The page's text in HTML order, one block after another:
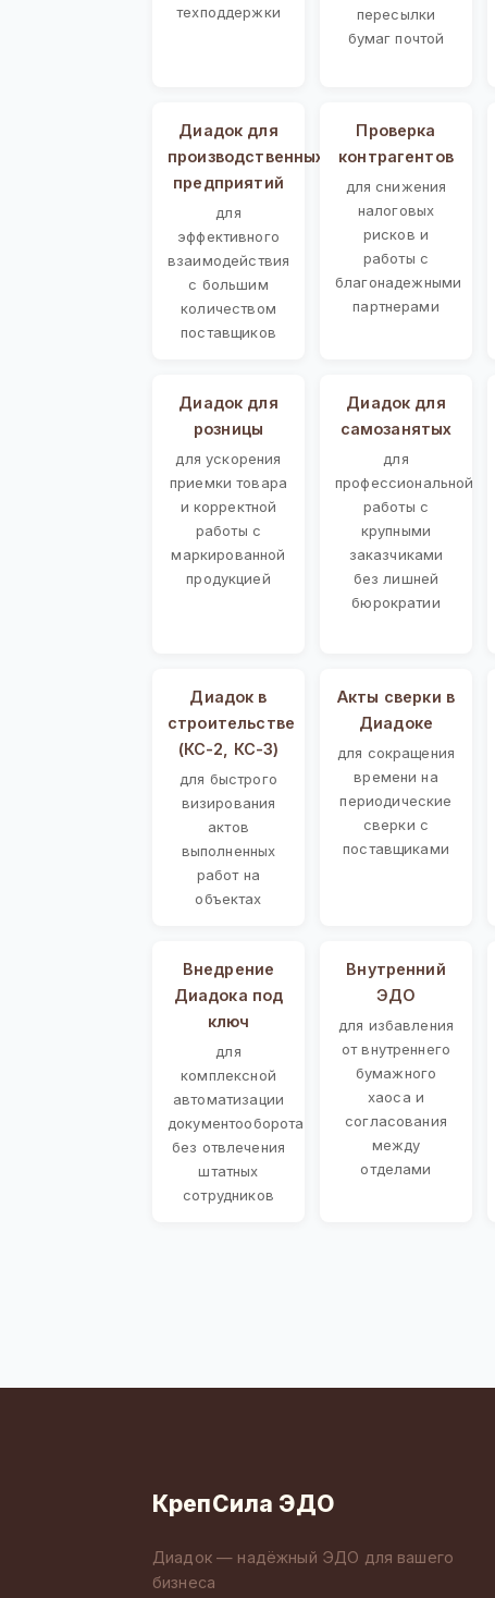
техподдержки
пересылки
бумаг почтой
Диадок для
производственных
предприятий
для
эффективного
взаимодействия
с большим
количеством
поставщиков
Проверка
контрагентов
для снижения
налоговых
рисков и
работы с
благонадежными
партнерами
Диадок для
розницы
для ускорения
приемки товара
и корректной
работы с
маркированной
продукцией
Диадок для
самозанятых
для
профессиональной
работы с
крупными
заказчиками
без лишней
бюрократии
Диадок в
строительстве
(КС-2, КС-3)
для быстрого
визирования
актов
выполненных
работ на
объектах
Акты сверки в
Диадоке
для сокращения
времени на
периодические
сверки с
поставщиками
Внедрение
Диадока под
ключ
для
комплексной
автоматизации
документооборота
без отвлечения
штатных
сотрудников
Внутренний
ЭДО
для избавления
от внутреннего
бумажного
хаоса и
согласования
между
отделами
КрепСила ЭДО
Диадок — надёжный ЭДО для вашего
бизнеса